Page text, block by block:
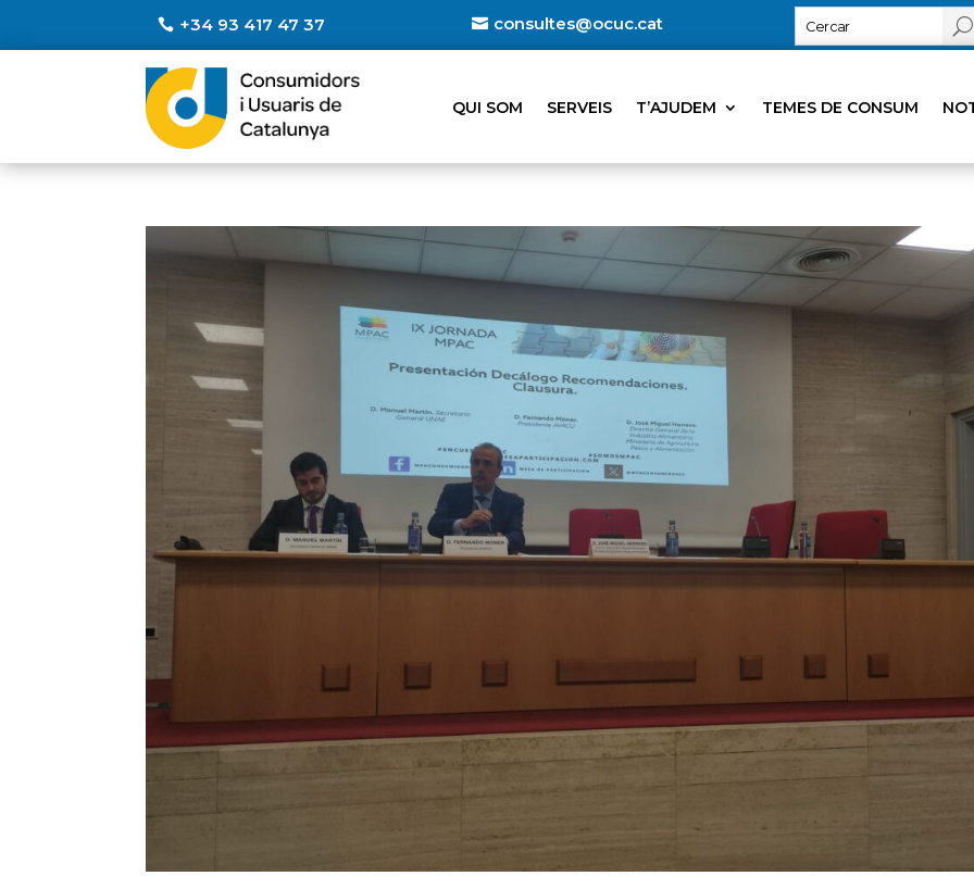
+34 93 417 47 37 consultes@ocuc.cat
QUI SOM SERVEIS T’AJUDEM TEMES DE CONSUM